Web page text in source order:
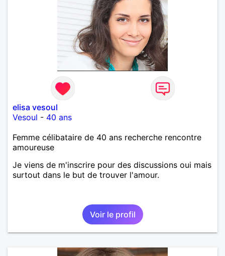
elisa vesoul
Vesoul - 40 ans
Femme célibataire de 40 ans recherche rencontre
amoureuse
Je viens de m'inscrire pour des discussions oui mais
surtout dans le but de trouver l'amour.
Voir le profil